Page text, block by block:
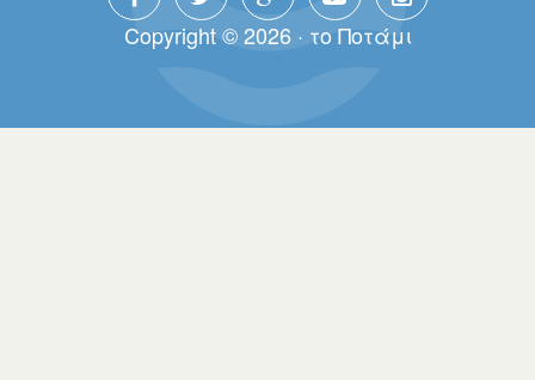
Copyright © 2026 · τo Πoτάμι